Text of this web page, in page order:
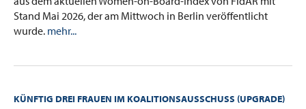
Stand Mai 2026, der am Mittwoch in Berlin veröffentlicht
wurde. mehr...
KÜNFTIG DREI FRAUEN IM KOALITIONSAUSSCHUSS (UPGRADE)